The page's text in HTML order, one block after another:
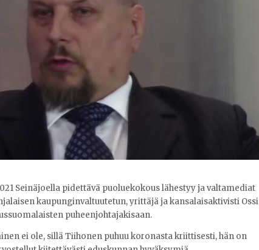
Seinäjoella pidettävä puoluekokous lähestyy ja valtamediat
kaupunginvaltuutetun, yrittäjä ja kansalaisaktivisti Ossi
puheenjohtajakisaan.
ei ole, sillä Tiihonen puhuu koronasta kriittisesti, hän on